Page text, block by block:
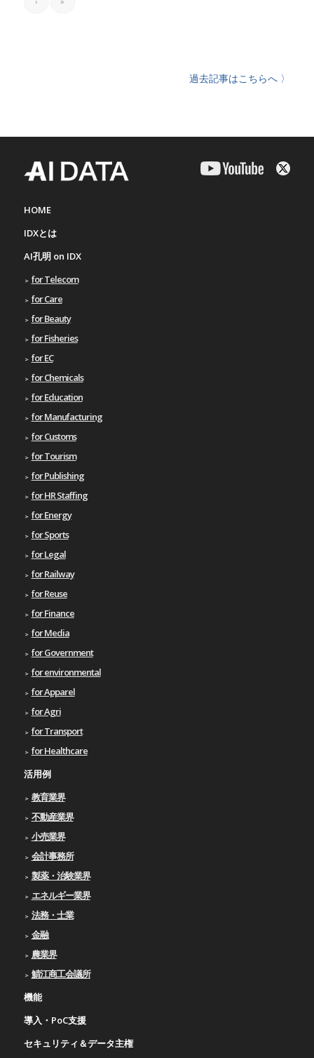
過去記事はこちらへ 〉
HOME
IDXとは
AI孔明 on IDX
for Telecom
for Care
for Beauty
for Fisheries
for EC
for Chemicals
for Education
for Manufacturing
for Customs
for Tourism
for Publishing
for HR Staffing
for Energy
for Sports
for Legal
for Railway
for Reuse
for Finance
for Media
for Government
for environmental
for Apparel
for Agri
for Transport
for Healthcare
活用例
教育業界
不動産業界
小売業界
会計事務所
製薬・治験業界
エネルギー業界
法務・士業
金融
農業界
鯖江商工会議所
機能
導入・PoC支援
セキュリティ＆データ主権